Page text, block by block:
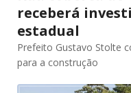
receberá
estadual
Prefeito Gustavo Stolte
para a construção